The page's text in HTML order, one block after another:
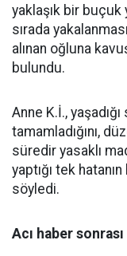
yaklaşık bir buçuk
sırada
alınan oğluna
bulundu.
Anne K.İ.,
tamamladığını,
süredir yasaklı
yaptığı tek
söyledi.
Acı haber